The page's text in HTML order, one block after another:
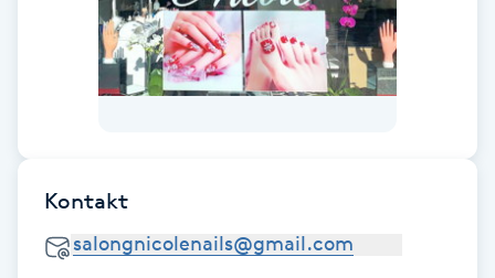
Fransk manikyr
Frekvensterapi
Friskvård
Kontakt